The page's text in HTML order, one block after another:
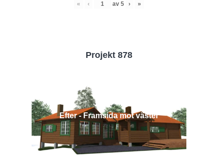
« ‹ av 5 › »
Projekt 878
Efter - Framsida mot väster